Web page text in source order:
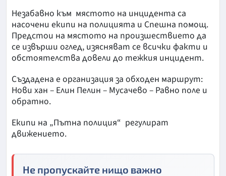
Незабавно към мястото на инцидента са
насочени екипи на полицията и Спешна помощ.
Предстои на мястото на произшествието да
се извърши оглед, изясняват се всички факти и
обстоятелства довели до тежкия инцидент.
Създадена е организация за обходен маршрут:
Нови хан – Елин Пелин – Мусачево – Равно поле и
обратно.
Eкипи на „Пътна полиция“ регулират
движението.
Не пропускайте нищо важно